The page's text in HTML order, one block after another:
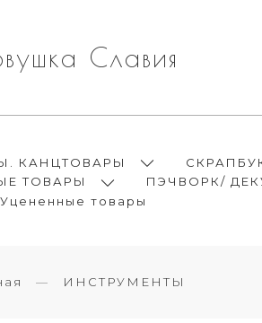
Славия
КАНЦТОВАРЫ
ТОВАРЫ ПЭЧВОРК/
Уцененные товары
ИНСТРУМЕНТЫ